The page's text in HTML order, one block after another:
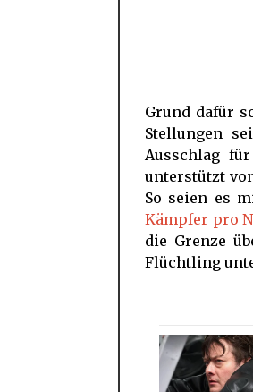
Grund dafür
Stellungen
Ausschlag
unterstützt
So seien es
Kämpfer pro
die Grenze
Flüchtling